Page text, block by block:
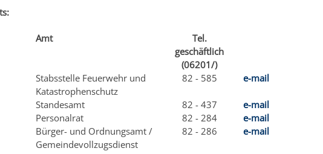
Amt
Tel.
geschäftlich
(06201/)
Stabsstelle Feuerwehr und
Katastrophenschutz
82 - 585 e-mail
Standesamt 82 - 437
e-mail
Personalrat 82 - 284
e-mail
Bürger- und Ordnungsamt /
Gemeindevollzugsdienst
82 - 286 e-mail